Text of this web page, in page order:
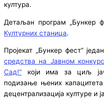
култура.
Детаљан програм „Бункер
Културних станица.
Пројекат „Бункер фест“
средства на Јавном
Сад!“ који има за циљ
подизање њених
децентрализација културе и